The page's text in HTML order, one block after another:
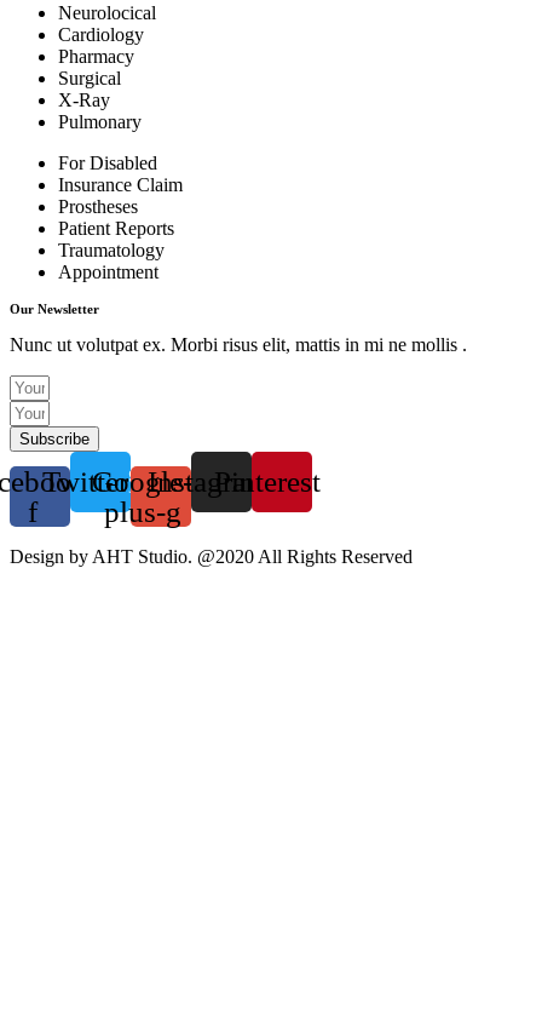
Neurolocical
Cardiology
Pharmacy
Surgical
X-Ray
Pulmonary
For Disabled
Insurance Claim
Prostheses
Patient Reports
Traumatology
Appointment
Our Newsletter
Nunc ut volutpat ex. Morbi risus elit, mattis in mi ne mollis .
Subscribe
f
TwitterGoogle-
plus-g
InstagramPinterest
Design by AHT Studio. @2020 All Rights Reserved